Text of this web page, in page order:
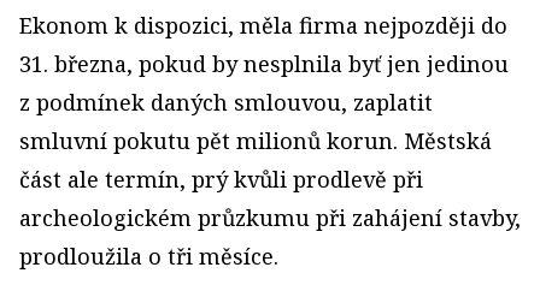
Ekonom k dispozici, měla firma nejpozději do
31. března, pokud by nesplnila byť jen jedinou
z podmínek daných smlouvou, zaplatit
smluvní pokutu pět milionů korun. Městská
část ale termín, prý kvůli prodlevě při
archeologickém průzkumu při zahájení stavby,
prodloužila o tři měsíce.